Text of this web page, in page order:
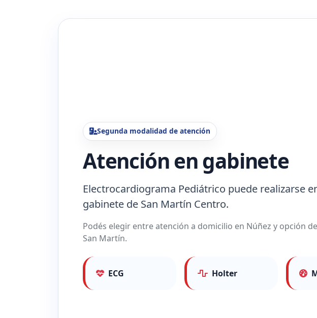
Segunda modalidad de atención
Atención en gabinete
Electrocardiograma Pediátrico puede realizarse
gabinete de San Martín Centro.
Podés elegir entre atención a domicilio en Núñez y opción
San Martín.
ECG Holter